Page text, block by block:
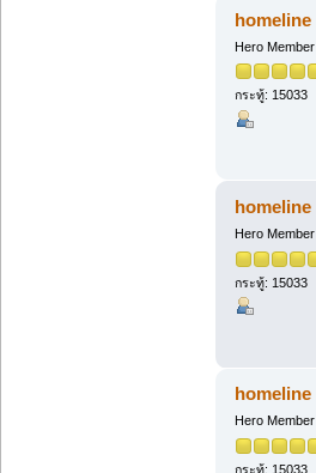
homeline
Hero Member
กระทู้: 15033
homeline
Hero Member
กระทู้: 15033
homeline
Hero Member
กระทู้: 15033